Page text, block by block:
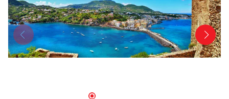
Tagesreisen
Bus anmieten
Transporte
Kataloge